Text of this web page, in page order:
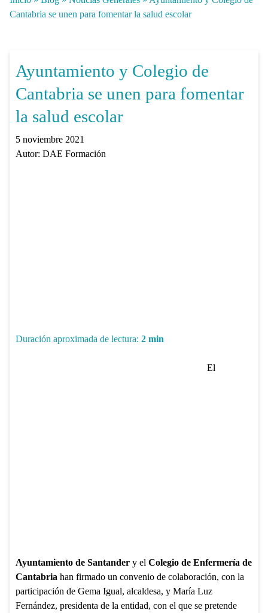
Cantabria se unen para fomentar la salud escolar
Ayuntamiento y Colegio de
Cantabria se unen para fomentar
la salud escolar
5 noviembre 2021
Autor: DAE Formación
Duración aproximada de lectura: 2 min
El
Ayuntamiento de Santandery el Colegio de Enfermería de
Cantabria han firmado un convenio de colaboración, con la
participación de Gema Igual, alcaldesa, y María Luz
Fernández, presidenta de la entidad, con el que se pretende